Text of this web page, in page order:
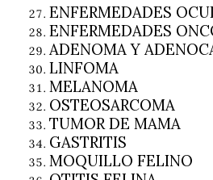
ENFERMEDADES
ENFERMEDADES
ADENOMA Y
LINFOMA
MELANOMA
OSTEOSARCOMA
TUMOR DE MAMA
GASTRITIS
MOQUILLO FELINO